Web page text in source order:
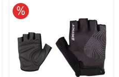
10% reduziert